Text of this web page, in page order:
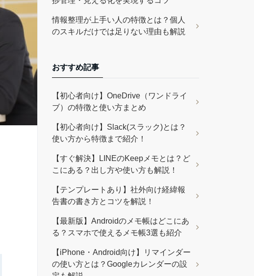
情報整理が上手い人の特徴とは？個人
のスキルだけでは足りない理由も解説
おすすめ記事
【初心者向け】OneDrive（ワンドライ
ブ）の特徴と使い方まとめ
【初心者向け】Slack(スラック)とは？
使い方から特徴まで紹介！
【すぐ解決】LINEのKeepメモとは？ど
こにある？出し方や使い方も解説！
【テンプレートあり】社外向け経緯報
告書の書き方とコツを解説！
【最新版】Androidのメモ帳はどこにあ
る？スマホで使えるメモ帳3選も紹介
【iPhone・Android向け】リマインダー
の使い方とは？Googleカレンダーの設